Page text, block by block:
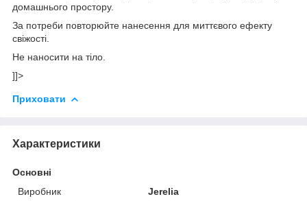
домашнього простору.
За потреби повторюйте нанесення для миттєвого ефекту
свіжості.
Не наносити на тіло.
]]>
Приховати
Характеристики
Основні
Виробник
Jerelia